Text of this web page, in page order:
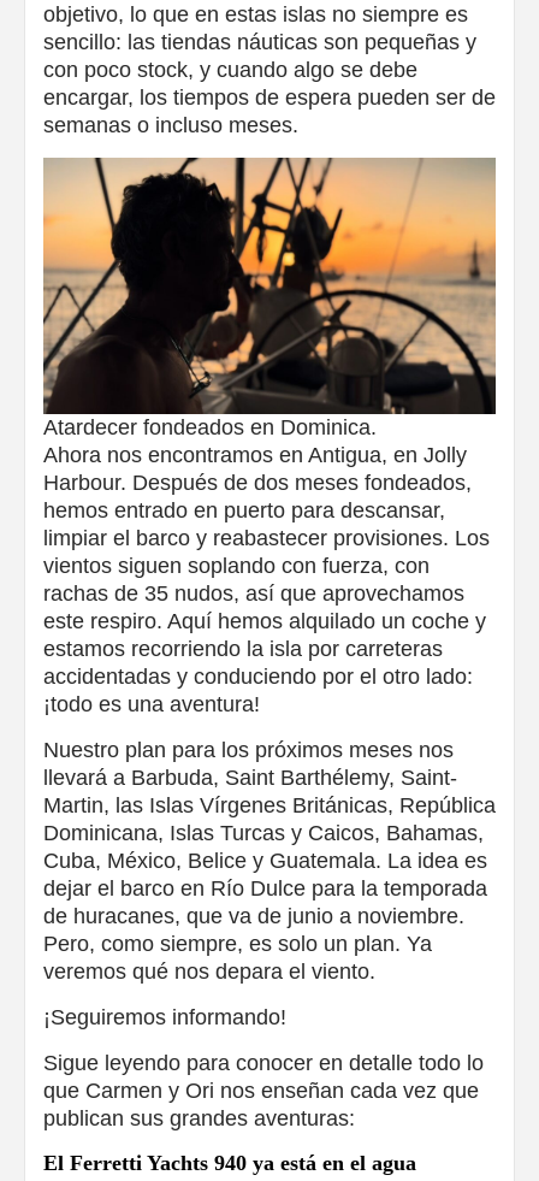
objetivo, lo que en estas islas no siempre es
sencillo: las tiendas náuticas son pequeñas y
con poco stock, y cuando algo se debe
encargar, los tiempos de espera pueden ser de
semanas o incluso meses.
Atardecer fondeados en Dominica.
Ahora nos encontramos en Antigua, en Jolly
Harbour. Después de dos meses fondeados,
hemos entrado en puerto para descansar,
limpiar el barco y reabastecer provisiones. Los
vientos siguen soplando con fuerza, con
rachas de 35 nudos, así que aprovechamos
este respiro. Aquí hemos alquilado un coche y
estamos recorriendo la isla por carreteras
accidentadas y conduciendo por el otro lado:
¡todo es una aventura!
Nuestro plan para los próximos meses nos
llevará a Barbuda, Saint Barthélemy, Saint-
Martin, las Islas Vírgenes Británicas, República
Dominicana, Islas Turcas y Caicos, Bahamas,
Cuba, México, Belice y Guatemala. La idea es
dejar el barco en Río Dulce para la temporada
de huracanes, que va de junio a noviembre.
Pero, como siempre, es solo un plan. Ya
veremos qué nos depara el viento.
¡Seguiremos informando!
Sigue leyendo para conocer en detalle todo lo
que Carmen y Ori nos enseñan cada vez que
publican sus grandes aventuras:
El Ferretti Yachts 940 ya está en el agua